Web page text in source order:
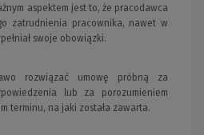
aspektem jest to, że pracodawca
zatrudnienia pracownika, nawet w
swoje obowiązki.
rozwiązać umowę próbną za
lub za porozumieniem
terminu, na jaki została zawarta.